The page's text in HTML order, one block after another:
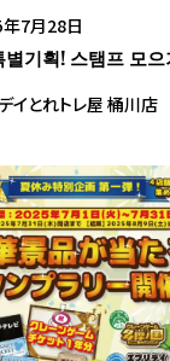
7月28日
별기획! 스탬프 모
イとれトレ屋 桶川店